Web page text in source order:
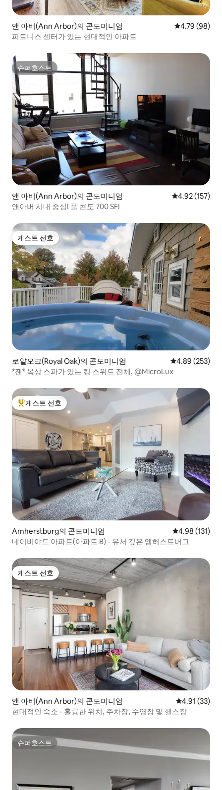
앤 아버(Ann Arbor)의 콘도미니엄 평점 4.79점(5
4.79 (98)
피트니스 센터가 있는 현대적인 아파트
슈퍼호스트
슈퍼호스트
앤 아버(Ann Arbor)의 콘도미니엄 평점 4.92점(5
4.92 (157)
앤아버 시내 중심! 풀 콘도 700 SF!
게스트 선호
게스트 선호
로얄오크(Royal Oak)의 콘도미니엄 평점 4.89점(5
4.89 (253)
*젠* 옥상 스파가 있는 킹 스위트 전체, @MicroLux
상위 게스트 선호
게스트 선호
Amherstburg의 콘도미니엄 평점 4.98점(5
4.98 (131)
네이비야드 아파트(아파트 B) - 유서 깊은 앰허스트버그
게스트 선호
게스트 선호
앤 아버(Ann Arbor)의 콘도미니엄 평점 4.91점
4.91 (33)
현대적인 숙소 - 훌륭한 위치, 주차장, 수영장 및 헬스장
슈퍼호스트
슈퍼호스트